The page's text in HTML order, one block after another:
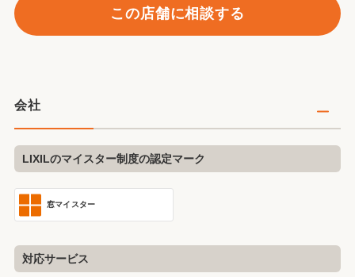
この店舗に相談する
会社
LIXILのマイスター制度の認定マーク
窓マイスター
対応サービス